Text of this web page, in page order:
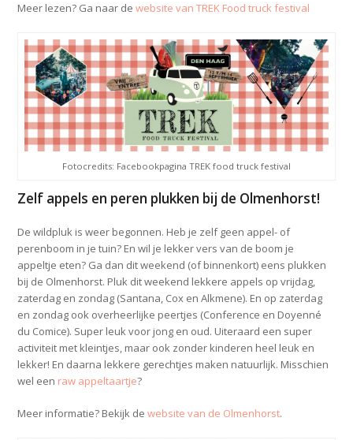
Meer lezen? Ga naar dewebsite van TREK Food truck festival
Fotocredits: Facebookpagina TREK food truck festival
Zelf appels en peren plukken bij de Olmenhorst!
De wildpluk is weer begonnen. Heb je zelf geen appel- of
perenboom in je tuin? En wil je lekker vers van de boom je
appeltje eten? Ga dan dit weekend (of binnenkort) eens plukken
bij de Olmenhorst. Pluk dit weekend lekkere appels op vrijdag,
zaterdag en zondag (Santana, Cox en Alkmene). En op zaterdag
en zondag ook overheerlijke peertjes (Conference en Doyenné
du Comice). Super leuk voor jong en oud. Uiteraard een super
activiteit met kleintjes, maar ook zonder kinderen heel leuk en
lekker! En daarna lekkere gerechtjes maken natuurlijk. Misschien
wel een raw appeltaartje?
Meer informatie? Bekijk dewebsite van de Olmenhorst.